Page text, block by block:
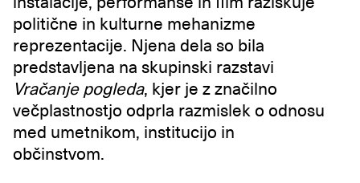
politične in kulturne mehanizme
reprezentacije. Njena dela so bila
predstavljena na skupinski razstavi
Vračanje pogleda, kjer je z značilno
večplastnostjo odprla razmislek o odnosu
med umetnikom, institucijo in
občinstvom.